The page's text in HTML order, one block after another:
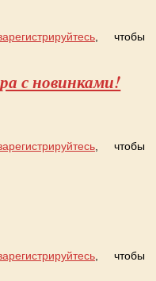
, чтобы
с новинками!
с новинками!, чтобы
, чтобы